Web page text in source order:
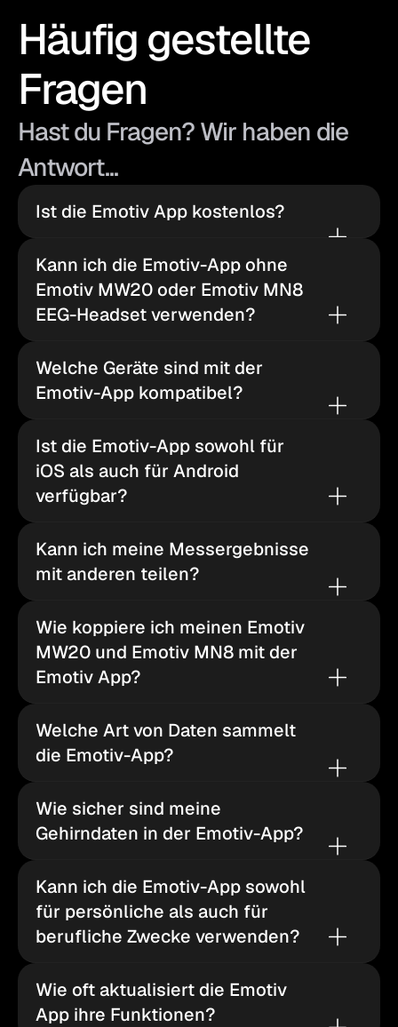
Häufig gestellte
Fragen
Hast du Fragen? Wir haben die
Antwort...
Ist die Emotiv App kostenlos?
Kann ich die Emotiv-App ohne
Emotiv MW20 oder Emotiv MN8
EEG-Headset verwenden?
Welche Geräte sind mit der
Emotiv-App kompatibel?
Ist die Emotiv-App sowohl für
iOS als auch für Android
verfügbar?
Kann ich meine Messergebnisse
mit anderen teilen?
Wie koppiere ich meinen Emotiv
MW20 und Emotiv MN8 mit der
Emotiv App?
Welche Art von Daten sammelt
die Emotiv-App?
Wie sicher sind meine
Gehirndaten in der Emotiv-App?
Kann ich die Emotiv-App sowohl
für persönliche als auch für
berufliche Zwecke verwenden?
Wie oft aktualisiert die Emotiv
App ihre Funktionen?